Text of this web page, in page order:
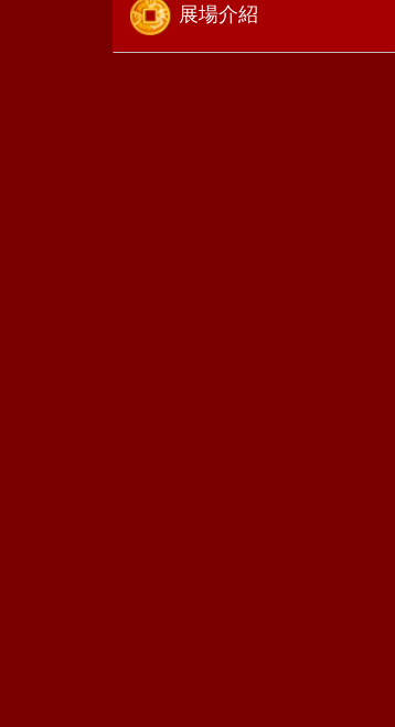
展場介紹